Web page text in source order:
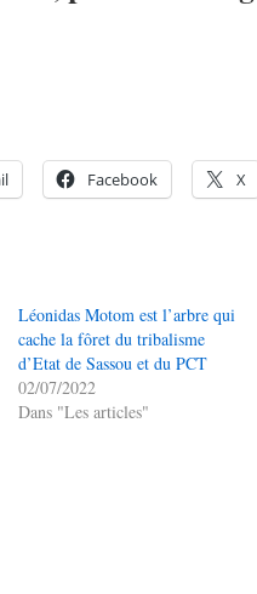
Facebook X
Léonidas Motom est l’arbre qui
cache la fôret du tribalisme
d’Etat de Sassou et du PCT
02/07/2022
Dans "Les articles"